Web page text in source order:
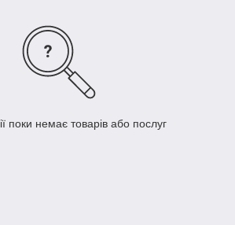
поки немає товарів або послуг